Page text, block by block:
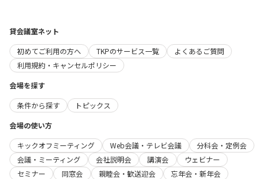
貸会議室ネット
初めてご利用の方へ
TKPのサービス一覧
よくあるご質問
利用規約・キャンセルポリシー
会場を探す
条件から探す
トピックス
会場の使い方
キックオフミーティング
Web会議・テレビ会議
分科会・定例会
会議・ミーティング
会社説明会 講演会
ウェビナー
セミナー
同窓会 親睦会・歓送迎会
忘年会・新年会